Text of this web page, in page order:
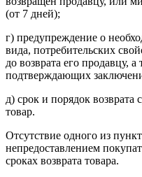
(от 7 дней);
г) предупреждение о
вида, потребительских
до возврата его продавцу,
подтверждающих
д) срок и порядок
товар.
Отсутствие одного из
непредоставлением
сроках возврата товара.